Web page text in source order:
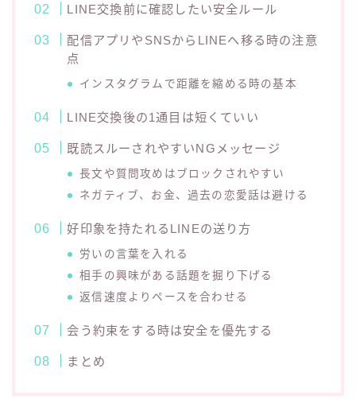
LINE交換前に確認したい安全ルール
配信アプリやSNSからLINEへ移る時の注意
点
インスタグラムで距離を縮める時の基本
LINE交換後の1通目は短くていい
既読スルーされやすいNGメッセージ
長文や質問攻めはブロックされやすい
ネガティブ、お金、過去の恋愛話は避ける
好印象を持たれるLINEの送り方
労いの言葉を入れる
相手の興味がある話題を掘り下げる
返信速度よりペースを合わせる
会う約束をする時は安全を優先する
まとめ